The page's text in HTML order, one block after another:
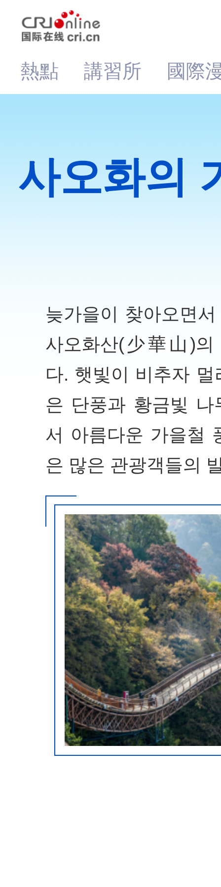
熱點 講習所 國際
사오화의
늦가을이 찾아오면
사오화산(少華山)의
다. 햇빛이 비추자
은 단풍과 황금빛
서 아름다운 가을철
은 많은 관광객들의